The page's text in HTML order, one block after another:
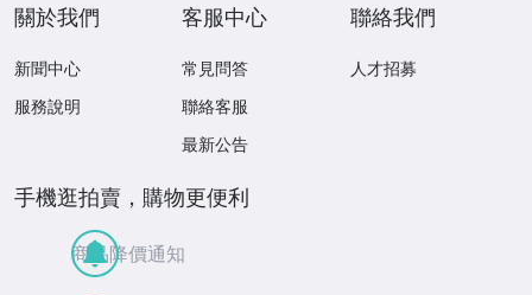
關於我們
新聞中心
服務說明
客服中心
常見問答
聯絡客服
最新公告
聯絡我們
人才招募
手機逛拍賣，購物更便利
商品降價通知